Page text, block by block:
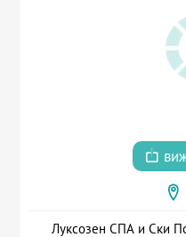
Луксозен СПА и Ски